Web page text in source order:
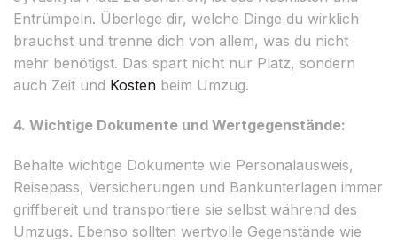
Entrümpeln. Überlege dir, welche Dinge du wirklich
brauchst und trenne dich von allem, was du nicht
mehr benötigst. Das spart nicht nur Platz, sondern
auch Zeit und Kosten beim Umzug.
4. Wichtige Dokumente und Wertgegenstände:
Behalte wichtige Dokumente wie Personalausweis,
Reisepass, Versicherungen und Bankunterlagen immer
griffbereit und transportiere sie selbst während des
Umzugs. Ebenso sollten wertvolle Gegenstände wie